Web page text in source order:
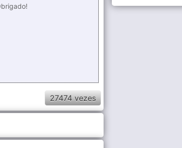
27474 vezes